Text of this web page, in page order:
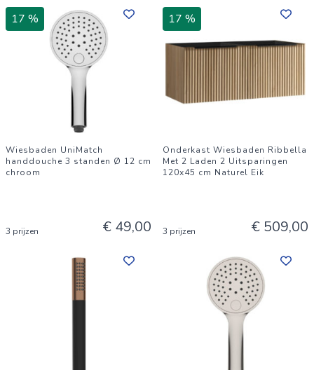
17 %
Wiesbaden UniMatch
handdouche 3 standen Ø 12 cm
chroom
3 prijzen € 49,00
17 %
Onderkast Wiesbaden Ribbella
Met 2 Laden 2 Uitsparingen
120x45 cm Naturel Eik
3 prijzen € 509,00